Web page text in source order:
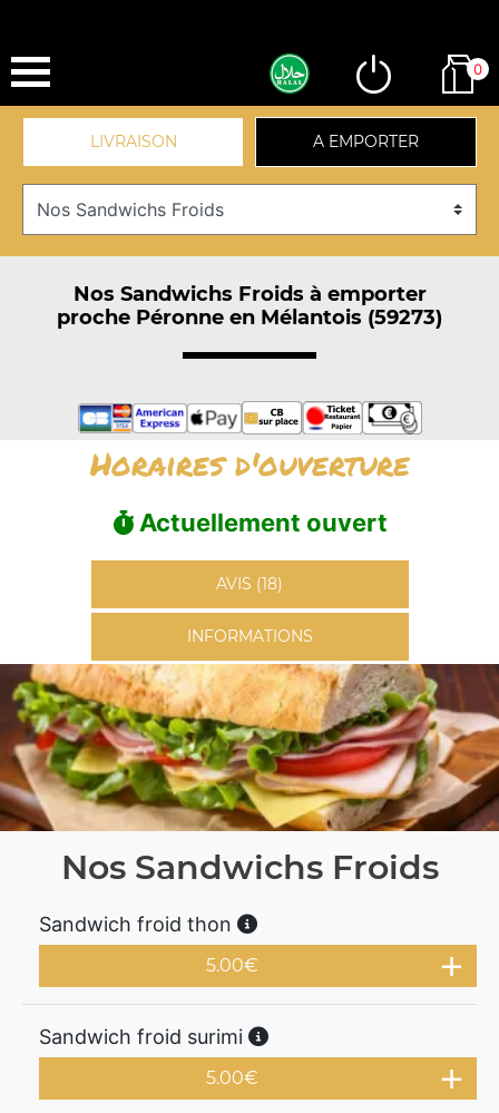
0
LIVRAISON A EMPORTER
Nos Sandwichs Froids à emporter
proche Péronne en Mélantois (59273)
Horaires d'ouverture
Actuellement ouvert
AVIS (18)
INFORMATIONS
Nos Sandwichs Froids
Sandwich froid thon
5.00€
Sandwich froid surimi
5.00€